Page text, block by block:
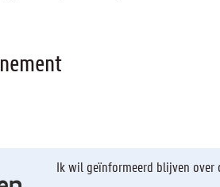
Ik wil geïnformeerd blijven over